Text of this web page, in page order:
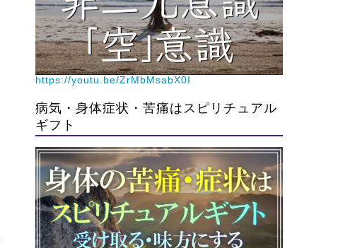
https://youtu.be/ZrMbMsabX0I
病気・身体症状・苦痛はスピリチュアル
ギフト